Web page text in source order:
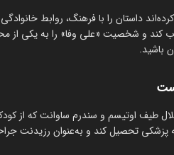
داستان را با فرهنگ، روابط
و شخصیت «علی وفا» را به یکی از
باشید.
طیف اوتیسم و سندرم ساوانت که از
تحصیل کند و به‌عنوان رزیدنت